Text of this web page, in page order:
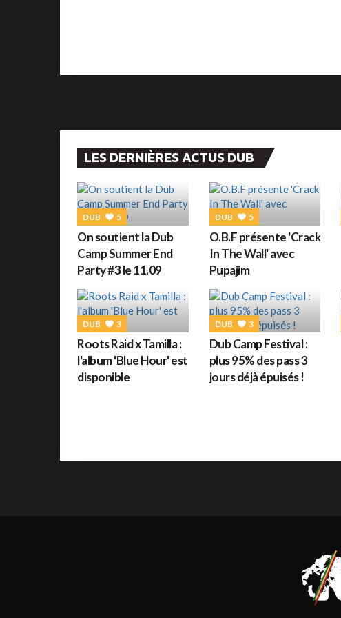
LES DERNIÈRES ACTUS DUB
DUB 5
On soutient la Dub
Camp Summer End
Party #3 le 11.09
DUB 5
O.B.F présente 'Crack
In The Wall' avec
Pupajim
DUB 3
Roots Raid x Tamilla :
l'album 'Blue Hour' est
disponible
DUB 3
Dub Camp Festival :
plus 95% des pass 3
jours déjà épuisés !